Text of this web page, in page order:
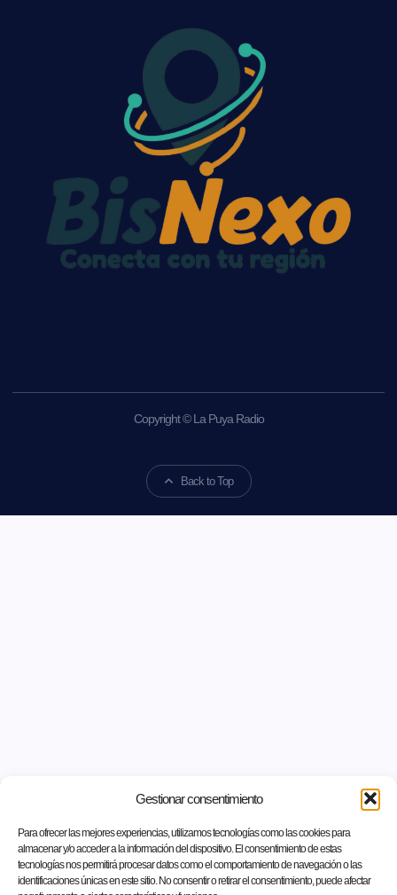
Gestionar consentimiento
Para ofrecer las mejores experiencias, utilizamos tecnologías como las cookies para
almacenar y/o acceder a la información del dispositivo. El consentimiento de estas
tecnologías nos permitirá procesar datos como el comportamiento de navegación o las
identificaciones únicas en este sitio. No consentir o retirar el consentimiento, puede afectar
Copyright © La Puya Radio
Back to Top